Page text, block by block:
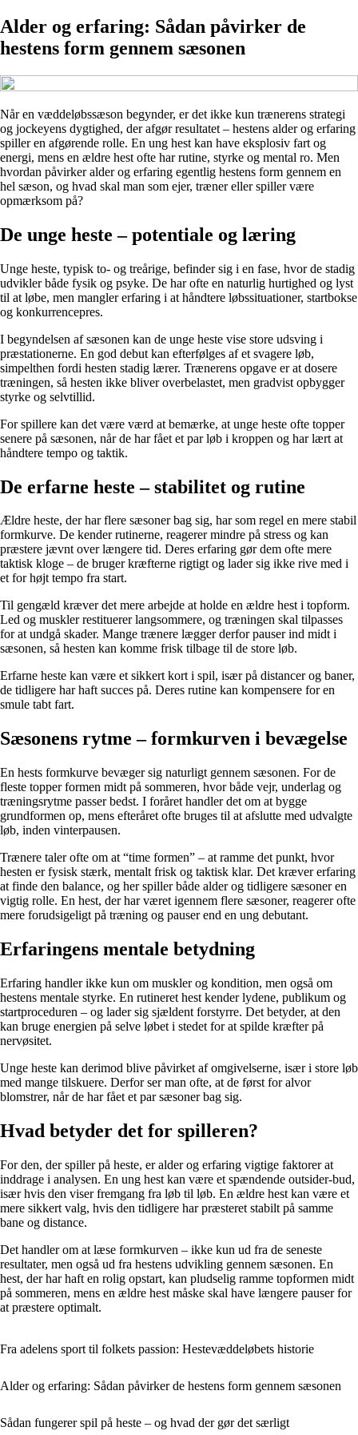
Alder og erfaring: Sådan påvirker de
hestens form gennem sæsonen
Når en væddeløbssæson begynder, er det ikke kun trænerens strategi
og jockeyens dygtighed, der afgør resultatet – hestens alder og erfaring
spiller en afgørende rolle. En ung hest kan have eksplosiv fart og
energi, mens en ældre hest ofte har rutine, styrke og mental ro. Men
hvordan påvirker alder og erfaring egentlig hestens form gennem en
hel sæson, og hvad skal man som ejer, træner eller spiller være
opmærksom på?
De unge heste – potentiale og læring
Unge heste, typisk to- og treårige, befinder sig i en fase, hvor de stadig
udvikler både fysik og psyke. De har ofte en naturlig hurtighed og lyst
til at løbe, men mangler erfaring i at håndtere løbssituationer, startbokse
og konkurrencepres.
I begyndelsen af sæsonen kan de unge heste vise store udsving i
præstationerne. En god debut kan efterfølges af et svagere løb,
simpelthen fordi hesten stadig lærer. Trænerens opgave er at dosere
træningen, så hesten ikke bliver overbelastet, men gradvist opbygger
styrke og selvtillid.
For spillere kan det være værd at bemærke, at unge heste ofte topper
senere på sæsonen, når de har fået et par løb i kroppen og har lært at
håndtere tempo og taktik.
De erfarne heste – stabilitet og rutine
Ældre heste, der har flere sæsoner bag sig, har som regel en mere stabil
formkurve. De kender rutinerne, reagerer mindre på stress og kan
præstere jævnt over længere tid. Deres erfaring gør dem ofte mere
taktisk kloge – de bruger kræfterne rigtigt og lader sig ikke rive med i
et for højt tempo fra start.
Til gengæld kræver det mere arbejde at holde en ældre hest i topform.
Led og muskler restituerer langsommere, og træningen skal tilpasses
for at undgå skader. Mange trænere lægger derfor pauser ind midt i
sæsonen, så hesten kan komme frisk tilbage til de store løb.
Erfarne heste kan være et sikkert kort i spil, især på distancer og baner,
de tidligere har haft succes på. Deres rutine kan kompensere for en
smule tabt fart.
Sæsonens rytme – formkurven i bevægelse
En hests formkurve bevæger sig naturligt gennem sæsonen. For de
fleste topper formen midt på sommeren, hvor både vejr, underlag og
træningsrytme passer bedst. I foråret handler det om at bygge
grundformen op, mens efteråret ofte bruges til at afslutte med udvalgte
løb, inden vinterpausen.
Trænere taler ofte om at “time formen” – at ramme det punkt, hvor
hesten er fysisk stærk, mentalt frisk og taktisk klar. Det kræver erfaring
at finde den balance, og her spiller både alder og tidligere sæsoner en
vigtig rolle. En hest, der har været igennem flere sæsoner, reagerer ofte
mere forudsigeligt på træning og pauser end en ung debutant.
Erfaringens mentale betydning
Erfaring handler ikke kun om muskler og kondition, men også om
hestens mentale styrke. En rutineret hest kender lydene, publikum og
startproceduren – og lader sig sjældent forstyrre. Det betyder, at den
kan bruge energien på selve løbet i stedet for at spilde kræfter på
nervøsitet.
Unge heste kan derimod blive påvirket af omgivelserne, især i store løb
med mange tilskuere. Derfor ser man ofte, at de først for alvor
blomstrer, når de har fået et par sæsoner bag sig.
Hvad betyder det for spilleren?
For den, der spiller på heste, er alder og erfaring vigtige faktorer at
inddrage i analysen. En ung hest kan være et spændende outsider-bud,
især hvis den viser fremgang fra løb til løb. En ældre hest kan være et
mere sikkert valg, hvis den tidligere har præsteret stabilt på samme
bane og distance.
Det handler om at læse formkurven – ikke kun ud fra de seneste
resultater, men også ud fra hestens udvikling gennem sæsonen. En
hest, der har haft en rolig opstart, kan pludselig ramme topformen midt
på sommeren, mens en ældre hest måske skal have længere pauser for
at præstere optimalt.
Fra adelens sport til folkets passion: Hestevæddeløbets historie
Alder og erfaring: Sådan påvirker de hestens form gennem sæsonen
Sådan fungerer spil på heste – og hvad der gør det særligt